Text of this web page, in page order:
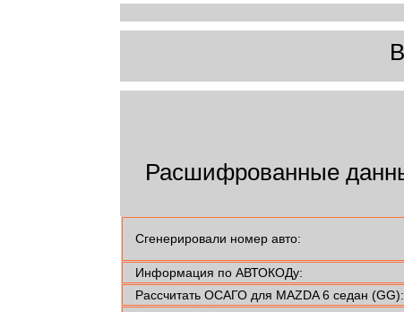
Расшифрованные
Сгенерировали номер авто:
Информация по АВТОКОДу:
Рассчитать ОСАГО для MAZDA 6 седан (GG):